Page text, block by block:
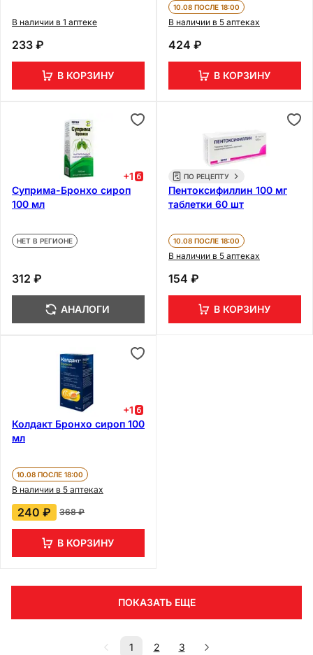
В наличии в 1 аптеке
233 ₽
В КОРЗИНУ
10.08 ПОСЛЕ 18:00
В наличии в 5 аптеках
424 ₽
В КОРЗИНУ
+1
Суприма-Бронхо сироп
100 мл
НЕТ В РЕГИОНЕ
312 ₽
АНАЛОГИ
ПО РЕЦЕПТУ
Пентоксифиллин 100 мг
таблетки 60 шт
10.08 ПОСЛЕ 18:00
В наличии в 5 аптеках
154 ₽
В КОРЗИНУ
+1
Колдакт Бронхо сироп 100
мл
10.08 ПОСЛЕ 18:00
В наличии в 5 аптеках
240 ₽ 368 ₽
В КОРЗИНУ
ПОКАЗАТЬ ЕЩЕ
1 2 3